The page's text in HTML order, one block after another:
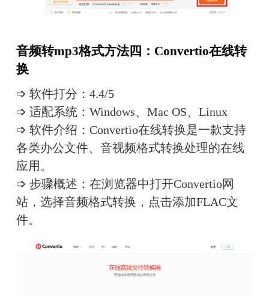
音频转mp3格式方法四：Convertio在线转
换
➩ 软件打分：4.4/5
➩ 适配系统：Windows、Mac OS、Linux
➩ 软件介绍：Convertio在线转换是一款支持
各类办公文件、音视频格式转换处理的在线
应用。
➩ 步骤概述：在浏览器中打开Convertio网
站，选择音频格式转换，点击添加FLAC文
件。